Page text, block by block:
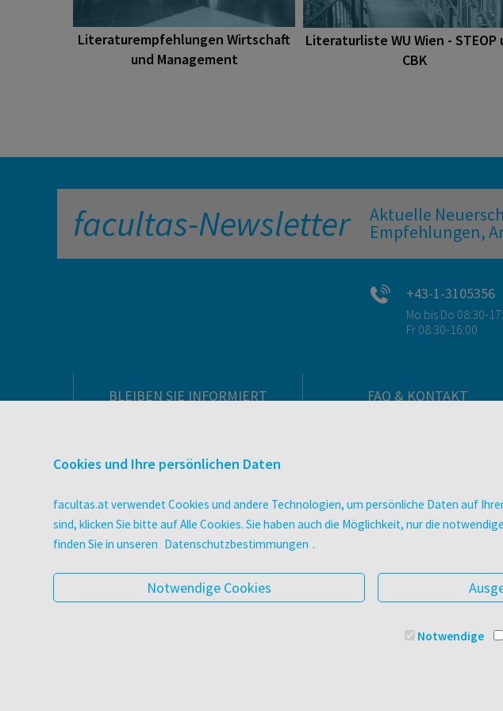
Literaturempfehlungen Wirtschaft
und Management
Literaturliste WU Wien - STEOP
CBK
facultas-Newsletter Aktuelle
Empfehlungen,
+43-1-3105356
Mo bis Do 08:30-
Fr 08:30-16:00
BLEIBEN SIE INFORMIERT
Veranstaltungen
Literaturlisten
facultas Club
Blog facultas.studiert
FAQ & KONTAKT
Ansprechpartner:innen
So finden Sie uns
© 2025 Facultas
Cookies und Ihre persönlichen Daten
facultas.at verwendet Cookies und andere Technologien, um persönliche Daten auf
sind, klicken Sie bitte auf Alle Cookies. Sie haben auch die Möglichkeit, nur die
finden Sie in unseren Datenschutzbestimmungen .
Notwendige Cookies
Notwendige